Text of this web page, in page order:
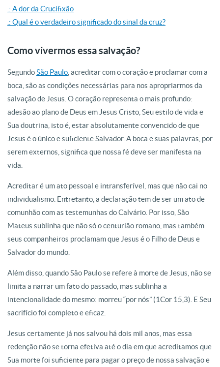
.: A dor da Crucifixão
.: Qual é o verdadeiro significado do sinal da cruz?
Como vivermos essa salvação?
SegundoSão Paulo , acreditar com o coração e proclamar com a
boca, são as condições necessárias para nos apropriarmos da
salvação de Jesus. O coração representa o mais profundo:
adesão ao plano de Deus em Jesus Cristo, Seu estilo de vida e
Sua doutrina, isto é, estar absolutamente convencido de que
Jesus é o único e suficiente Salvador. A boca e suas palavras, por
serem externos, significa que nossa fé deve ser manifesta na
vida.
Acreditar é um ato pessoal e intransferível, mas que não cai no
individualismo. Entretanto, a declaração tem de ser um ato de
comunhão com as testemunhas do Calvário. Por isso, São
Mateus sublinha que não só o centurião romano, mas também
seus companheiros proclamam que Jesus é o Filho de Deus e
Salvador do mundo.
Além disso, quando São Paulo se refere à morte de Jesus, não se
limita a narrar um fato do passado, mas sublinha a
intencionalidade do mesmo: morreu “por nós” (1Cor 15,3). E Seu
sacrifício foi completo e eficaz.
Jesus certamente já nos salvou há dois mil anos, mas essa
redenção não se torna efetiva até o dia em que acreditamos que
Sua morte foi suficiente para pagar o preço de nossa salvação e